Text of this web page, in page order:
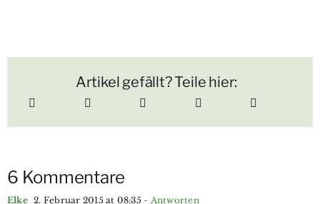
Artikel gefällt? Teile hier:
6 Kommentare
Elke 2. Februar 2015 at 08:35 - Antworten